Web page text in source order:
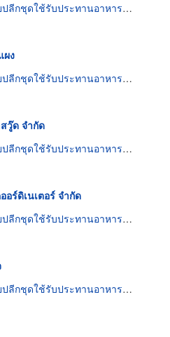
กชุดใช้รับประทานอาหารมีด ช้อน ส้อม
ผง
กชุดใช้รับประทานอาหารมีด ช้อน ส้อม
วู๊ด จำกัด
กชุดใช้รับประทานอาหารมีด ช้อน ส้อม
ร์ดิเนเตอร์ จำกัด
กชุดใช้รับประทานอาหารมีด ช้อน ส้อม
กชุดใช้รับประทานอาหารมีด ช้อน ส้อม